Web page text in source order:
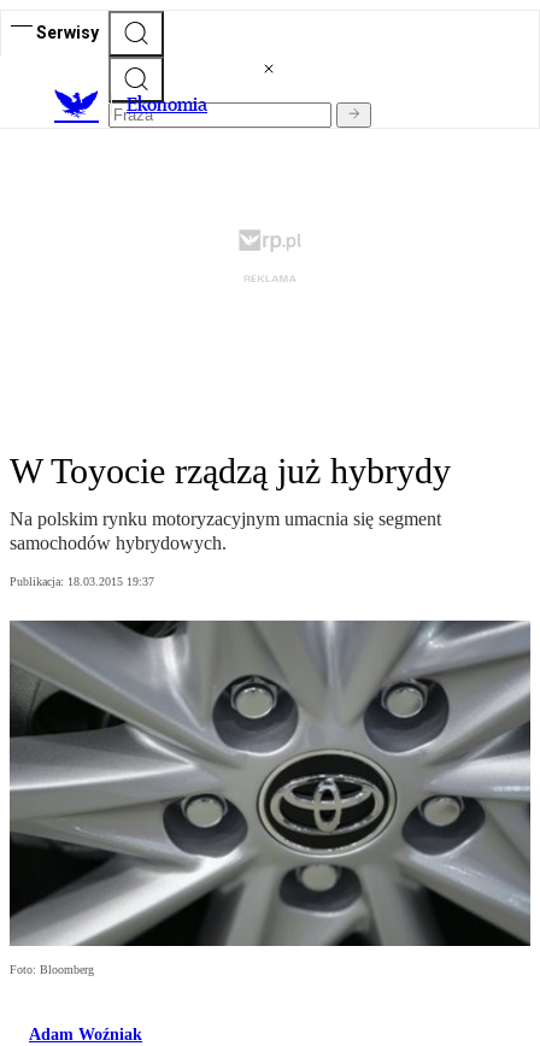
Serwisy
Ekonomia
W Toyocie rządzą już hybrydy
Na polskim rynku motoryzacyjnym umacnia się segment
samochodów hybrydowych.
Publikacja: 18.03.2015 19:37
Foto: Bloomberg
Adam Woźniak